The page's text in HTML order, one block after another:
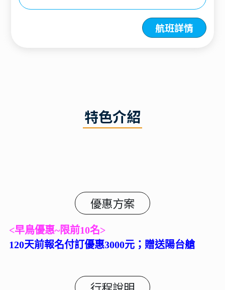
航班詳情
特色介紹
優惠方案
<早鳥優惠~限前10名>
120天前報名付訂優惠3000元；贈送陽台艙